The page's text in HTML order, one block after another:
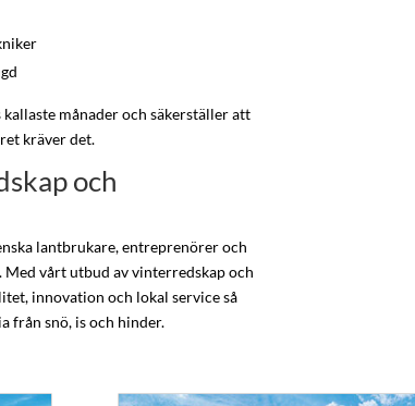
månader och säkerställer att
kräver det.
och
lantbrukare, entreprenörer och
vårt utbud av vinterredskap och
innovation och lokal service så
från snö, is och hinder.